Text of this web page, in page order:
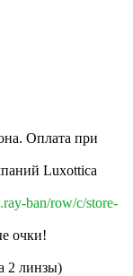
Оплата при
Luxottica
ban/row/c/store-
очки!
2 линзы)